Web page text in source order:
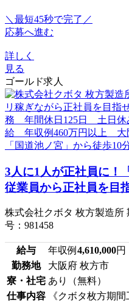
＼最短45秒で完了／
応募へ進む
詳しく
見る
ゴールド求人
3人に1人が正社員に！
従業員から正社員を目
株式会社クボタ 枚方製造
号：981458
給与 年収例 4,610,000円
勤務地
大阪府 枚方市
寮・社宅 あり（無料）
仕事内容
《クボタ枚方期